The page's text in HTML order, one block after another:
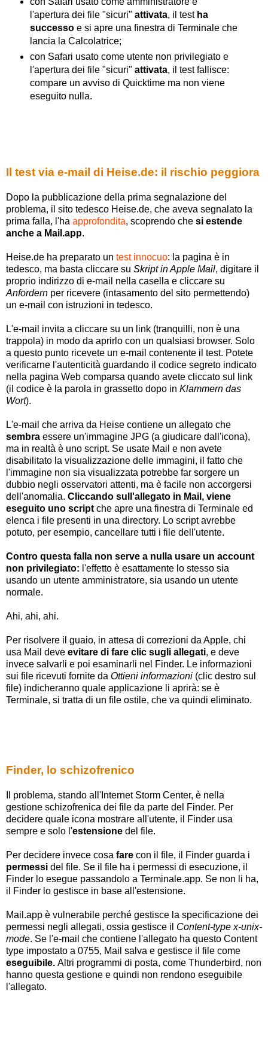
l'apertura dei file "sicuri" attivata, il test ha
successoe si apre una finestra di Terminale che
lancia la Calcolatrice;
con Safari usato come utente non privilegiato e
l'apertura dei file "sicuri" attivata, il test fallisce:
compare un avviso di Quicktime ma non viene
eseguito nulla.
Il test via e-mail di Heise.de: il rischio peggiora
Dopo la pubblicazione della prima segnalazione del
problema, il sito tedesco Heise.de, che aveva segnalato la
prima falla, l'ha approfondita, scoprendo che si estende
anche a Mail.app.
Heise.de ha preparato un test innocuo: la pagina è in
tedesco, ma basta cliccare su Skript in Apple Mail, digitare il
proprio indirizzo di e-mail nella casella e cliccare su
Anfordern per ricevere (intasamento del sito permettendo)
un e-mail con istruzioni in tedesco.
L'e-mail invita a cliccare su un link (tranquilli, non è una
trappola) in modo da aprirlo con un qualsiasi browser. Solo
a questo punto ricevete un e-mail contenente il test. Potete
verificarne l'autenticità guardando il codice segreto indicato
nella pagina Web comparsa quando avete cliccato sul link
(il codice è la parola in grassetto dopo in Klammern das
Wort).
L'e-mail che arriva da Heise contiene un allegato che
sembra essere un'immagine JPG (a giudicare dall'icona),
ma in realtà è uno script. Se usate Mail e non avete
disabilitato la visualizzazione delle immagini, il fatto che
l'immagine non sia visualizzata potrebbe far sorgere un
dubbio negli osservatori attenti, ma è facile non accorgersi
dell'anomalia. Cliccando sull'allegato in Mail, viene
eseguito uno script che apre una finestra di Terminale ed
elenca i file presenti in una directory. Lo script avrebbe
potuto, per esempio, cancellare tutti i file dell'utente.
Contro questa falla non serve a nulla usare un account
non privilegiato: l'effetto è esattamente lo stesso sia
usando un utente amministratore, sia usando un utente
normale.
Ahi, ahi, ahi.
Per risolvere il guaio, in attesa di correzioni da Apple, chi
usa Mail deve evitare di fare clic sugli allegati, e deve
invece salvarli e poi esaminarli nel Finder. Le informazioni
sui file ricevuti fornite da Ottieni informazioni (clic destro sul
file) indicheranno quale applicazione li aprirà: se è
Terminale, si tratta di un file ostile, che va quindi eliminato.
Finder, lo schizofrenico
Il problema, stando all'Internet Storm Center, è nella
gestione schizofrenica dei file da parte del Finder. Per
decidere quale icona mostrare all'utente, il Finder usa
sempre e solo l'estensione del file.
Per decidere invece cosa fare con il file, il Finder guarda i
permessi del file. Se il file ha i permessi di esecuzione, il
Finder lo esegue passandolo a Terminale.app. Se non li ha,
il Finder lo gestisce in base all'estensione.
Mail.app è vulnerabile perché gestisce la specificazione dei
permessi negli allegati, ossia gestisce il Content-type x-unix-
mode. Se l'e-mail che contiene l'allegato ha questo Content
type impostato a 0755, Mail salva e gestisce il file come
eseguibile. Altri programmi di posta, come Thunderbird, non
hanno questa gestione e quindi non rendono eseguibile
l'allegato.